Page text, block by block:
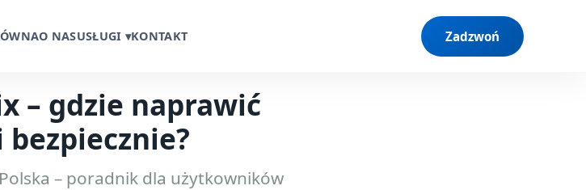
– gdzie naprawić
– poradnik dla użytkowników
O NASUSŁUGI ▾KONTAKT Zadzwoń